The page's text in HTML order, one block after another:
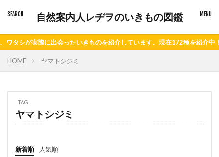
自然案内人レヂヲのいきもの図鑑
シが実際に出会ったいきものを紹介しています。現在172種を紹介中！
HOME ヤマトシジミ
TAG
ヤマトシジミ
新着順 人気順